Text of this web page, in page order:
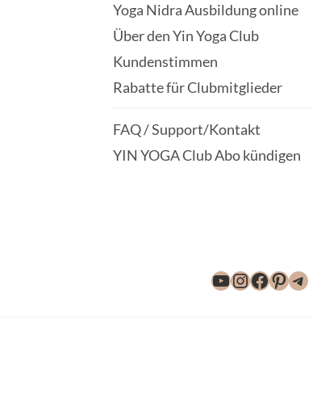
Yoga Nidra Ausbildung online
Über den Yin Yoga Club
Kundenstimmen
Rabatte für Clubmitglieder
FAQ / Support/Kontakt
YIN YOGA Club Abo kündigen
YouTube
Instagram